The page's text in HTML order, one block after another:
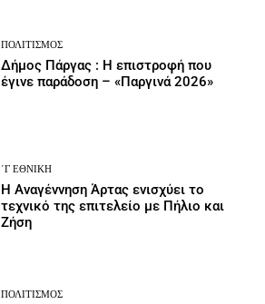
ΠΟΛΙΤΙΣΜΌΣ
Δήμος Πάργας : Η επιστροφή που
έγινε παράδοση – «Παργινά 2026»
΄Γ ΕΘΝΙΚΉ
Η Αναγέννηση Άρτας ενισχύει το
τεχνικό της επιτελείο με Πήλιο και
Ζήση
ΠΟΛΙΤΙΣΜΌΣ